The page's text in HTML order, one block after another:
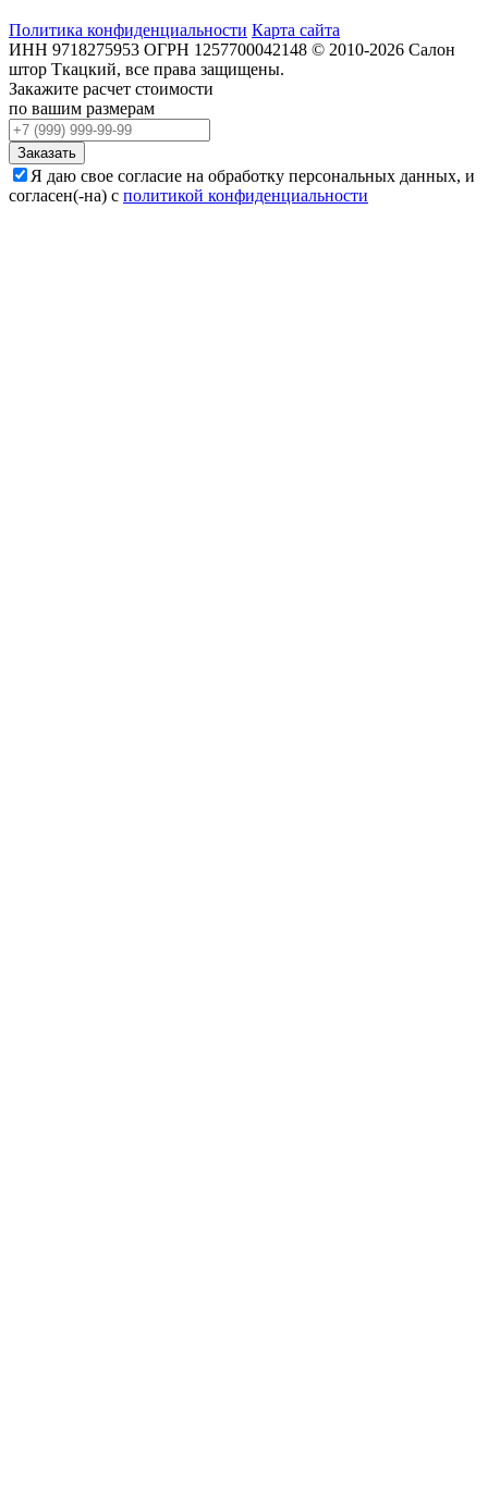
Политика конфиденциальности Карта сайта
ИНН 9718275953 ОГРН 1257700042148 © 2010-2026 Салон
штор Ткацкий, все права защищены.
Закажите расчет стоимости
по вашим размерам
Заказать
Я даю свое согласие на обработку персональных данных, и
согласен(-на) с политикой конфиденциальности